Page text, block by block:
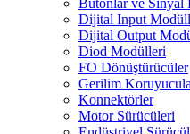
Butonlar ve Sinyal
Dijital Input
Dijital Output
Diod Modülleri
FO Dönüştürücüler
Gerilim
Konnektörler
Motor Sürücüleri